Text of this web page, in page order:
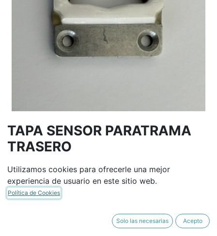
TAPA SENSOR PARATRAMA
TRASERO
Términos y condiciones
Garantía de devolución de 30 días
Envío: 2-3 días laborales
Utilizamos cookies para ofrecerle una mejor
experiencia de usuario en este sitio web.
Política de Cookies
Solo las necesarias Acepto